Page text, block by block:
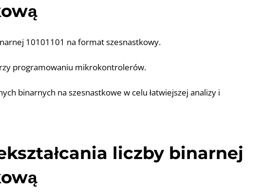
10101101 na format szesnastkowy.
programowaniu mikrokontrolerów.
binarnych na szesnastkowe w celu łatwiejszej analizy i
liczby binarnej